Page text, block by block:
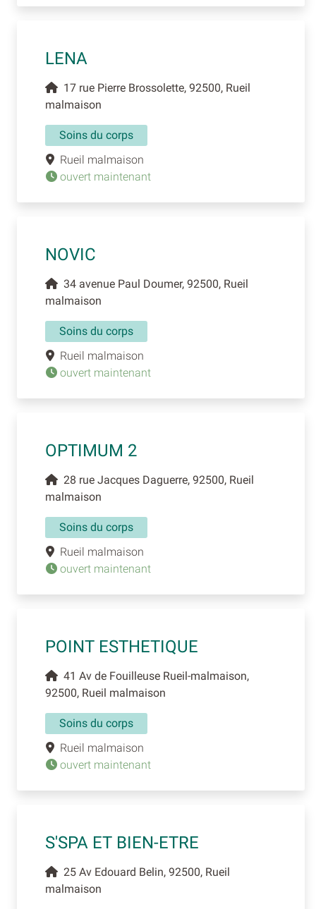
LENA
17 rue Pierre Brossolette, 92500, Rueil
malmaison
Soins du corps
Rueil malmaison
ouvert maintenant
NOVIC
34 avenue Paul Doumer, 92500, Rueil
malmaison
Soins du corps
Rueil malmaison
ouvert maintenant
OPTIMUM 2
28 rue Jacques Daguerre, 92500, Rueil
malmaison
Soins du corps
Rueil malmaison
ouvert maintenant
POINT ESTHETIQUE
41 Av de Fouilleuse Rueil-malmaison,
92500, Rueil malmaison
Soins du corps
Rueil malmaison
ouvert maintenant
S'SPA ET BIEN-ETRE
25 Av Edouard Belin, 92500, Rueil
malmaison